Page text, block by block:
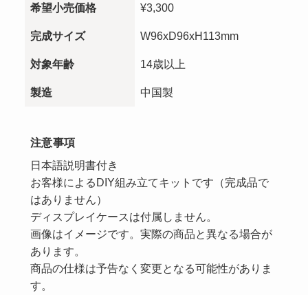
希望小売価格 ¥3,300
完成サイズ W96xD96xH113mm
対象年齢 14歳以上
製造 中国製
注意事項
日本語説明書付き
お客様によるDIY組み立てキットです（完成品で
はありません）
ディスプレイケースは付属しません。
画像はイメージです。実際の商品と異なる場合が
あります。
商品の仕様は予告なく変更となる可能性がありま
す。